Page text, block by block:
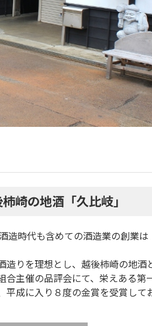
崎の地酒「久比岐」
時代も含めての酒造業の創業
りを理想とし、越後柿崎の地酒
主催の品評会にて、栄えある第
成に入り８度の金賞を受賞して